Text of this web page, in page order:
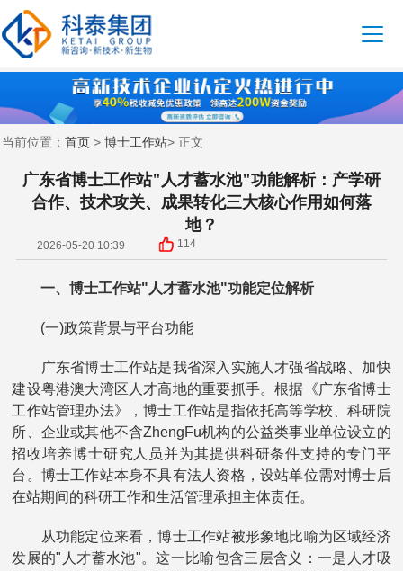
当前位置： 首页 > 博士工作站> 正文
广东省博士工作站"人才蓄水池"功能解析：产学研
合作、技术攻关、成果转化三大核心作用如何落
地？
2026-05-20 10:39 114
一、博士工作站"人才蓄水池"功能定位解析
(一)政策背景与平台功能
广东省博士工作站是我省深入实施人才强省战略、加快
建设粤港澳大湾区人才高地的重要抓手。根据《广东省博士
工作站管理办法》，博士工作站是指依托高等学校、科研院
所、企业或其他不含ZhengFu机构的公益类事业单位设立的
招收培养博士研究人员并为其提供科研条件支持的专门平
台。博士工作站本身不具有法人资格，设站单位需对博士后
在站期间的科研工作和生活管理承担主体责任。
从功能定位来看，博士工作站被形象地比喻为区域经济
发展的"人才蓄水池"。这一比喻包含三层含义：一是人才吸